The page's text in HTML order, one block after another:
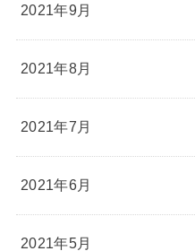
2021年9月
2021年8月
2021年7月
2021年6月
2021年5月